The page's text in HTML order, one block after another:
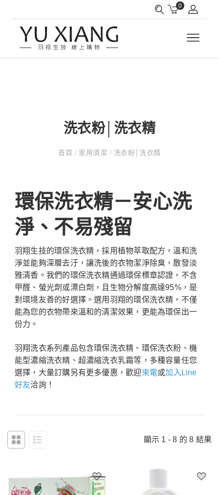
0
洗衣粉│洗衣精
首頁 / 家用清潔 / 洗衣粉│洗衣精
環保洗衣精－安心洗
淨、不易殘留
羽翔生技的環保洗衣精，採用植物萃取配方，溫和洗
淨並能夠深層去汙，讓洗後的衣物潔淨除臭，散發淡
雅清香。我們的環保洗衣精通過環保標章認證，不含
甲醛、螢光劑或漂白劑，且生物分解度高達95%，是
對環境友善的好選擇。選用羽翔的環保洗衣精，不僅
能為您的衣物帶來溫和的清潔效果，更能為環保出一
份力。
羽翔洗衣系列產品包含環保洗衣精、環保洗衣粉、機
能型濃縮洗衣精、超濃縮洗衣乳霜等，多種容量任您
選擇，大量訂購另有更多優惠，歡迎來電或加入Line
好友洽詢！
顯示 1 - 8 的 8 結果